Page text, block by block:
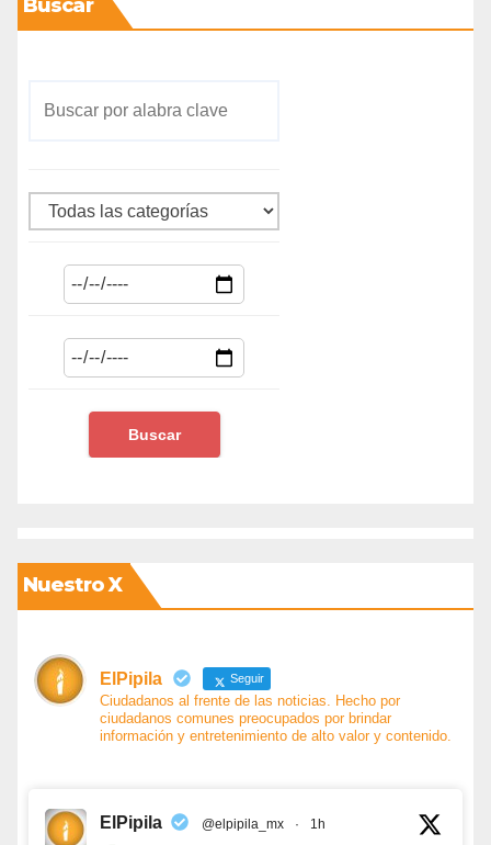
Buscar
Nuestro X
ElPipila Seguir
Ciudadanos al frente de las noticias. Hecho por
ciudadanos comunes preocupados por brindar
información y entretenimiento de alto valor y contenido.
ElPipila @elpipila_mx · 1h